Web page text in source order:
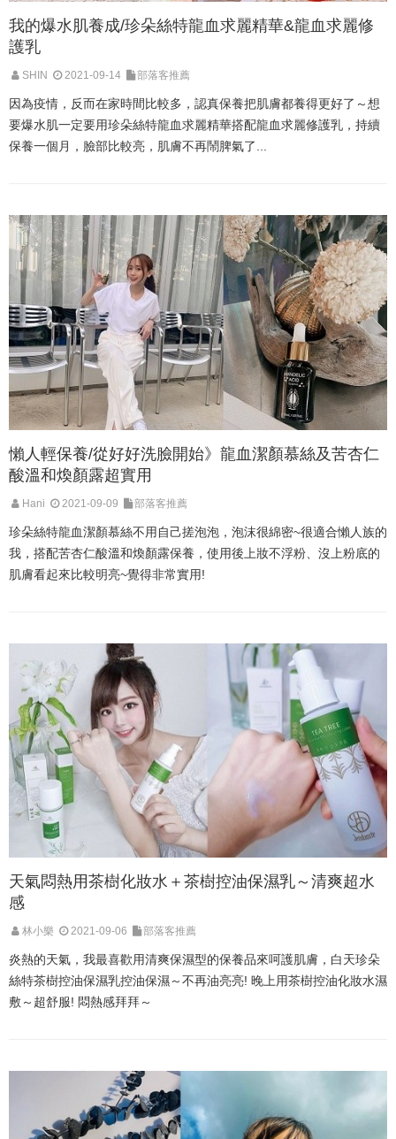
我的爆水肌養成/珍朵絲特龍血求麗精華&龍血求麗修
護乳
SHIN 2021-09-14 部落客推薦
因為疫情，反而在家時間比較多，認真保養把肌膚都養得更好了～想
要爆水肌一定要用珍朵絲特龍血求麗精華搭配龍血求麗修護乳，持續
保養一個月，臉部比較亮，肌膚不再鬧脾氣了...
懶人輕保養/從好好洗臉開始》龍血潔顏慕絲及苦杏仁
酸溫和煥顏露超實用
Hani 2021-09-09 部落客推薦
珍朵絲特龍血潔顏慕絲不用自己搓泡泡，泡沫很綿密~很適合懶人族的
我，搭配苦杏仁酸溫和煥顏露保養，使用後上妝不浮粉、沒上粉底的
肌膚看起來比較明亮~覺得非常實用!
天氣悶熱用茶樹化妝水＋茶樹控油保濕乳～清爽超水
感
林小樂 2021-09-06 部落客推薦
炎熱的天氣，我最喜歡用清爽保濕型的保養品來呵護肌膚，白天珍朵
絲特茶樹控油保濕乳控油保濕～不再油亮亮! 晚上用茶樹控油化妝水濕
敷～超舒服! 悶熱感拜拜～